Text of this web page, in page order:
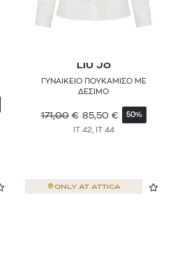
LIU JO
ΓΥΝΑΙΚΕΙΟ ΠΟΥΚΑΜΙΣΟ ΜΕ
ΔΕΣΙΜΟ
171,00 € 85,50 € 50%
IT 42, IT 44
ONLY AT ATTICA